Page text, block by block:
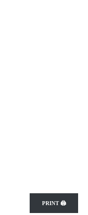
PRINT 🖨